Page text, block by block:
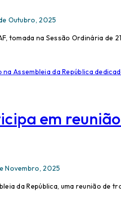
Outubro, 2025
tomada na Sessão Ordinária
em
Novembro, 2025
da República, uma reunião de